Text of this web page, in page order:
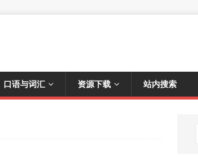
口语与词汇 资源下载 站内搜索